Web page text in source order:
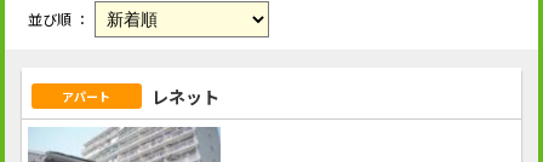
並び順 ：
アパート レネット